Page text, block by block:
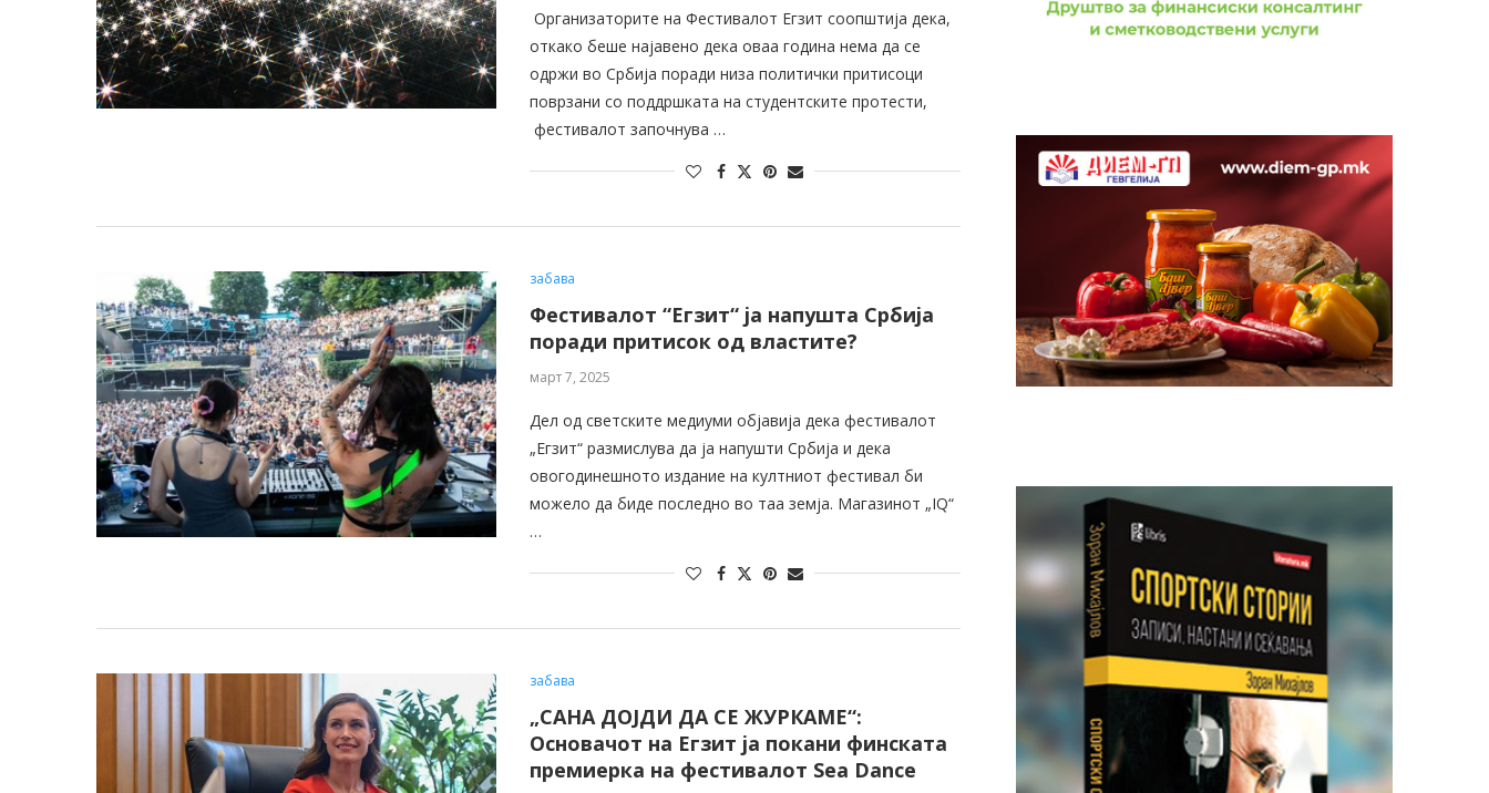
Организаторите на Фестивалот Егзит соопштија дека,
откако беше најавено дека оваа година нема да се
одржи во Србија поради низа политички притисоци
поврзани со поддршката на студентските протести,
фестивалот започнува …
забава
Фестивалот “Егзит“ ја напушта Србија
поради притисок од властите?
март 7, 2025
Дел од светските медиуми објавија дека фестивалот
„Егзит“ размислува да ја напушти Србија и дека
овогодинешното издание на култниот фестивал би
можело да биде последно во таа земја. Магазинот „IQ“
…
забава
„САНА ДОЈДИ ДА СЕ ЖУРКАМЕ“:
Основачот на Егзит ја покани финската
премиерка на фестивалот Sea Dance